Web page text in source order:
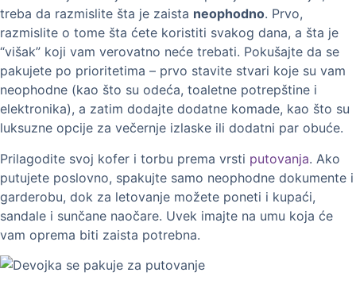
treba da razmislite šta je zaista neophodno. Prvo,
razmislite o tome šta ćete koristiti svakog dana, a šta je
“višak” koji vam verovatno neće trebati. Pokušajte da se
pakujete po prioritetima – prvo stavite stvari koje su vam
neophodne (kao što su odeća, toaletne potrepštine i
elektronika), a zatim dodajte dodatne komade, kao što su
luksuzne opcije za večernje izlaske ili dodatni par obuće.
Prilagodite svoj kofer i torbu prema vrsti putovanja. Ako
putujete poslovno, spakujte samo neophodne dokumente i
garderobu, dok za letovanje možete poneti i kupaći,
sandale i sunčane naočare. Uvek imajte na umu koja će
vam oprema biti zaista potrebna.